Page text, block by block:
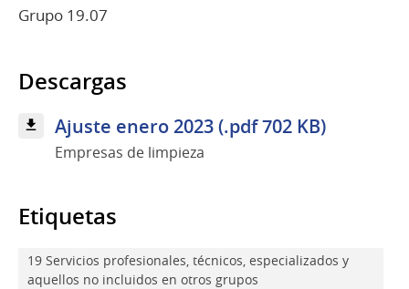
Grupo 19.07
Descargas
Ajuste enero 2023 (.pdf 702 KB)
Empresas de limpieza
Etiquetas
19 Servicios profesionales, técnicos, especializados y
aquellos no incluidos en otros grupos